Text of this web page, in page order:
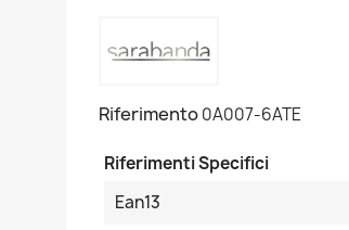
Riferimento0A007-6ATE
Riferimenti Specifici
Ean13